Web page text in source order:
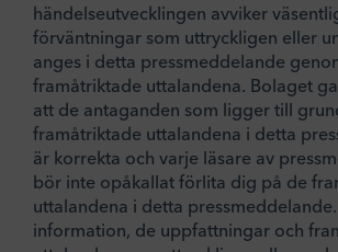
händelseutvecklingen avviker
förväntningar som uttryckligen eller
anges i detta pressmeddelande
framåtriktade uttalandena. Bolaget
att de antaganden som ligger till
framåtriktade uttalandena i detta
är korrekta och varje läsare av
bör inte opåkallat förlita dig på de
uttalandena i detta
information, de uppfattningar och